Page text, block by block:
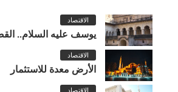
الاقتصاد
يوسف عليه السلام..
الاقتصاد
الأرض معدة للاستثمار